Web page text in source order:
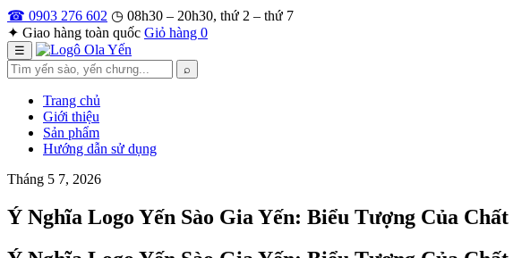
Bỏ
qua
nội
dung
☎ 0903 276 602 ◷ 08h30 – 20h30, thứ 2 – thứ 7
✦ Giao hàng toàn quốc Giỏ hàng 0
☰
Tìm
kiếm
⌕
Trang chủ
Giới thiệu
Sản phẩm
Hướng dẫn sử dụng
Tháng 5 7, 2026
Ý Nghĩa Logo Yến Sào Gia Yến: Biểu Tượng Của